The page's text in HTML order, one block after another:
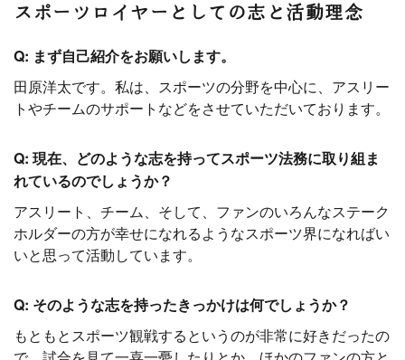
スポーツロイヤーとしての志と活動理念
Q: まず自己紹介をお願いします。
田原洋太です。私は、スポーツの分野を中心に、アスリー
トやチームのサポートなどをさせていただいております。
Q: 現在、どのような志を持ってスポーツ法務に取り組ま
れているのでしょうか？
アスリート、チーム、そして、ファンのいろんなステーク
ホルダーの方が幸せになれるようなスポーツ界になればい
いと思って活動しています。
Q: そのような志を持ったきっかけは何でしょうか？
もともとスポーツ観戦するというのが非常に好きだったの